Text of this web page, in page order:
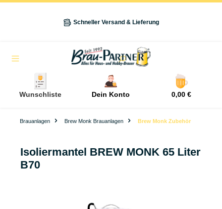
Schneller Versand & Lieferung
Wunschliste Dein Konto 0,00 €
Brauanlagen Brew Monk Brauanlagen Brew Monk Zubehör
Isoliermantel BREW MONK 65 Liter
B70
Bildergalerie überspringen